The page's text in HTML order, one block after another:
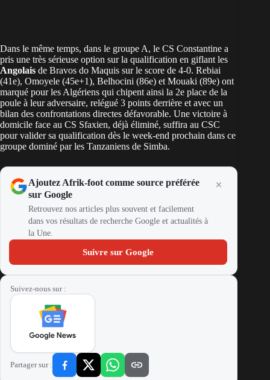
Dans le même temps, dans le groupe A, le CS Constantine a
pris une très sérieuse option sur la qualification en giflant les
Angolais de Bravos do Maquis sur le score de 4-0. Rebiai
(41e), Omoyele (45e+1), Belhocini (86e) et Mouaki (89e) ont
marqué pour les Algériens qui chipent ainsi la 2e place de la
poule à leur adversaire, relégué 3 points derrière et avec un
bilan des confrontations directes défavorable. Une victoire à
domicile face au CS Sfaxien, déjà éliminé, suffira au CSC
pour valider sa qualification dès le week-end prochain dans ce
groupe dominé par les Tanzaniens de Simba.
Ajoutez Afrik-foot comme source préférée
sur Google
Retrouvez nos articles plus souvent et facilement
dans vos résultats de recherche Google et actualités à
la Une.
Suivre sur Google
Suivez-nous sur :
Partager sur :